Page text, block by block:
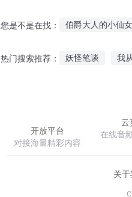
您是不是在找： 伯爵大人的小仙女
热门搜索推荐： 妖怪笔谈 我
开放平台
对接海量精彩内容
云
在线音
关